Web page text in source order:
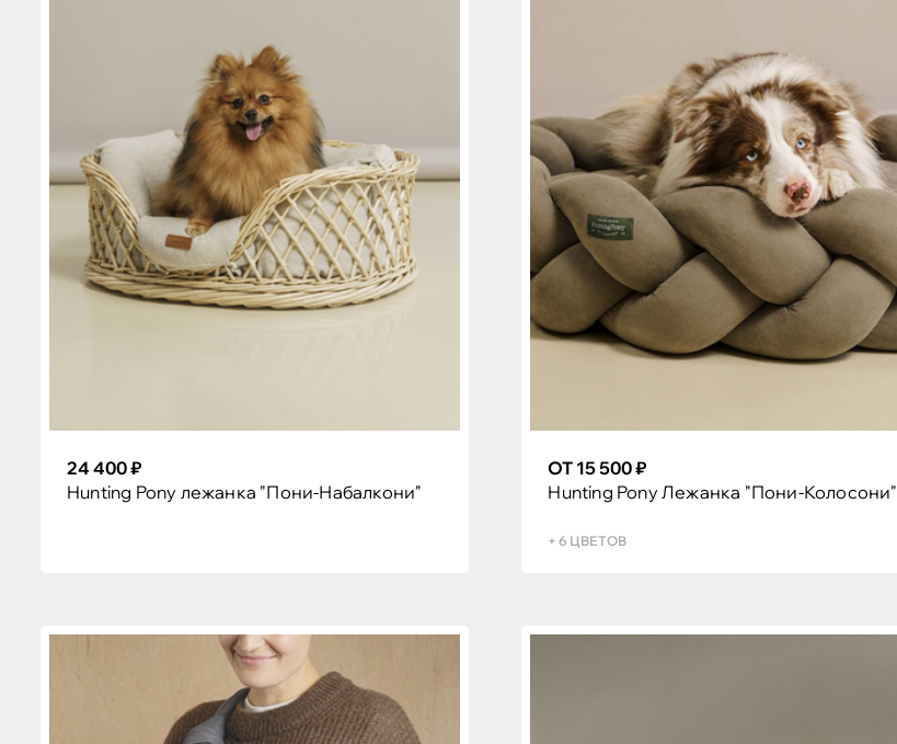
24 400 ₽
Hunting Pony лежанка "Пони-Набалкони"
ОТ 15 500 ₽
Hunting Pony Лежанка "Пони-Колосони"
+ 6 ЦВЕТОВ